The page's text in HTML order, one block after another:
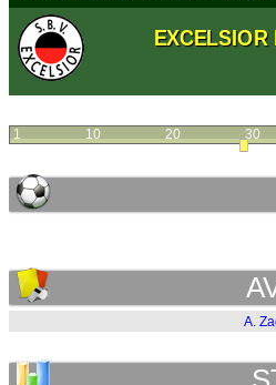
EXCELSIOR
1 10 20 30
A.